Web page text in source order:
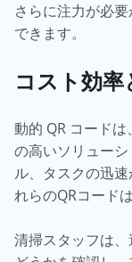
さらに注力が必
できます。
コスト効
動的 QR コード
の高いソリュー
ル、タスクの迅
れらのQRコード
清掃スタッフは